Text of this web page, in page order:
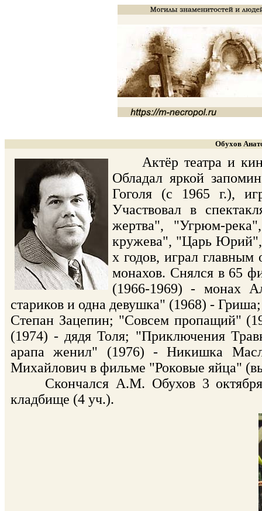
Обухов
Актёр театра и
Обладал яркой
Гоголя (с 1965 г.),
Участвовал в
жертва", "Угрюм-
кружева", "Царь Юрий",
х годов, играл
монахов. Cнялся в 65
(1966-1969) - монах
стариков и одна девушка" (1968) -
Степан Зацепин; "Совсем пропащий"
(1974) - дядя Толя; "Приключения
арапа женил" (1976) - Никишка
Михайлович в фильме "Роковые яйца"
Скончался А.М. Обухов 3 октября
кладбище (4 уч.).